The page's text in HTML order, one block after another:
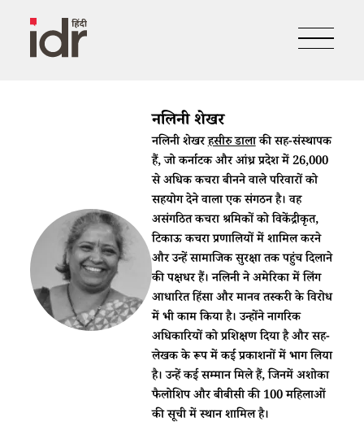
नलिनी शेखर
नलिनी शेखरहसीरु डालाकी सह-संस्थापक
हैं, जो कर्नाटक और आंध्र प्रदेश में 26,000
से अधिक कचरा बीनने वाले परिवारों को
सहयोग देने वाला एक संगठन है। वह
असंगठित कचरा श्रमिकों को विकेंद्रीकृत,
टिकाऊ कचरा प्रणालियों में शामिल करने
और उन्हें सामाजिक सुरक्षा तक पहुंच दिलाने
की पक्षधर हैं। नलिनी ने अमेरिका में लिंग
आधारित हिंसा और मानव तस्करी के विरोध
में भी काम किया है। उन्होंने नागरिक
अधिकारियों को प्रशिक्षण दिया है और सह-
लेखक के रूप में कई प्रकाशनों में भाग लिया
है। उन्हें कई सम्मान मिले हैं, जिनमें अशोका
फैलोशिप और बीबीसी की 100 महिलाओं
की सूची में स्थान शामिल है।